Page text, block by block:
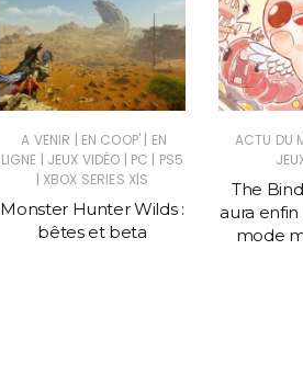
A VENIR | EN COOP' | EN
LIGNE | JEUX VIDÉO | PC | PS5
| XBOX SERIES X|S
Monster Hunter Wilds :
bêtes et beta
ACTU DU
The
aura
mode